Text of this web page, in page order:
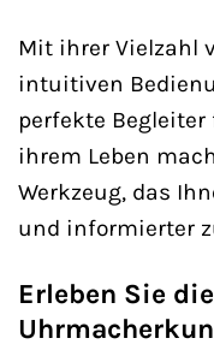
Mit ihrer Vielzahl
intuitiven
perfekte
ihrem Leben
Werkzeug, das
und informierter
Erleben Sie